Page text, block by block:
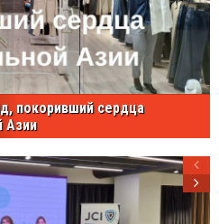
покоривший сердца
Азии